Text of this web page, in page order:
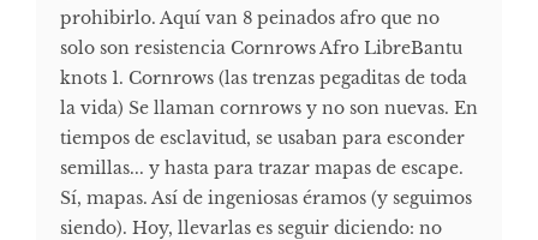
prohibirlo. Aquí van 8 peinados afro que no
solo son resistencia Cornrows Afro LibreBantu
knots 1. Cornrows (las trenzas pegaditas de toda
la vida) Se llaman cornrows y no son nuevas. En
tiempos de esclavitud, se usaban para esconder
semillas... y hasta para trazar mapas de escape.
Sí, mapas. Así de ingeniosas éramos (y seguimos
siendo). Hoy, llevarlas es seguir diciendo: no